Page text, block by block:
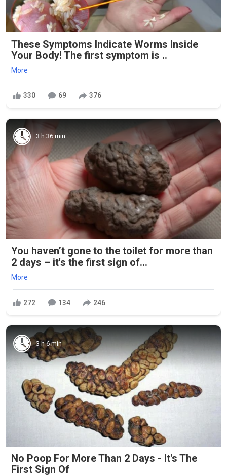
These Symptoms Indicate Worms Inside
Your Body! The first symptom is ..
More
330 69 376
3 h 36 min
You haven’t gone to the toilet for more than
2 days – it's the first sign of...
More
272 134 246
3 h 6 min
No Poop For More Than 2 Days - It's The
First Sign Of